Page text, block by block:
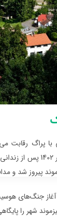
و سیاسی با پراگ
پیشرفت‌های اقتصادی
پیروز شد و
شهر را